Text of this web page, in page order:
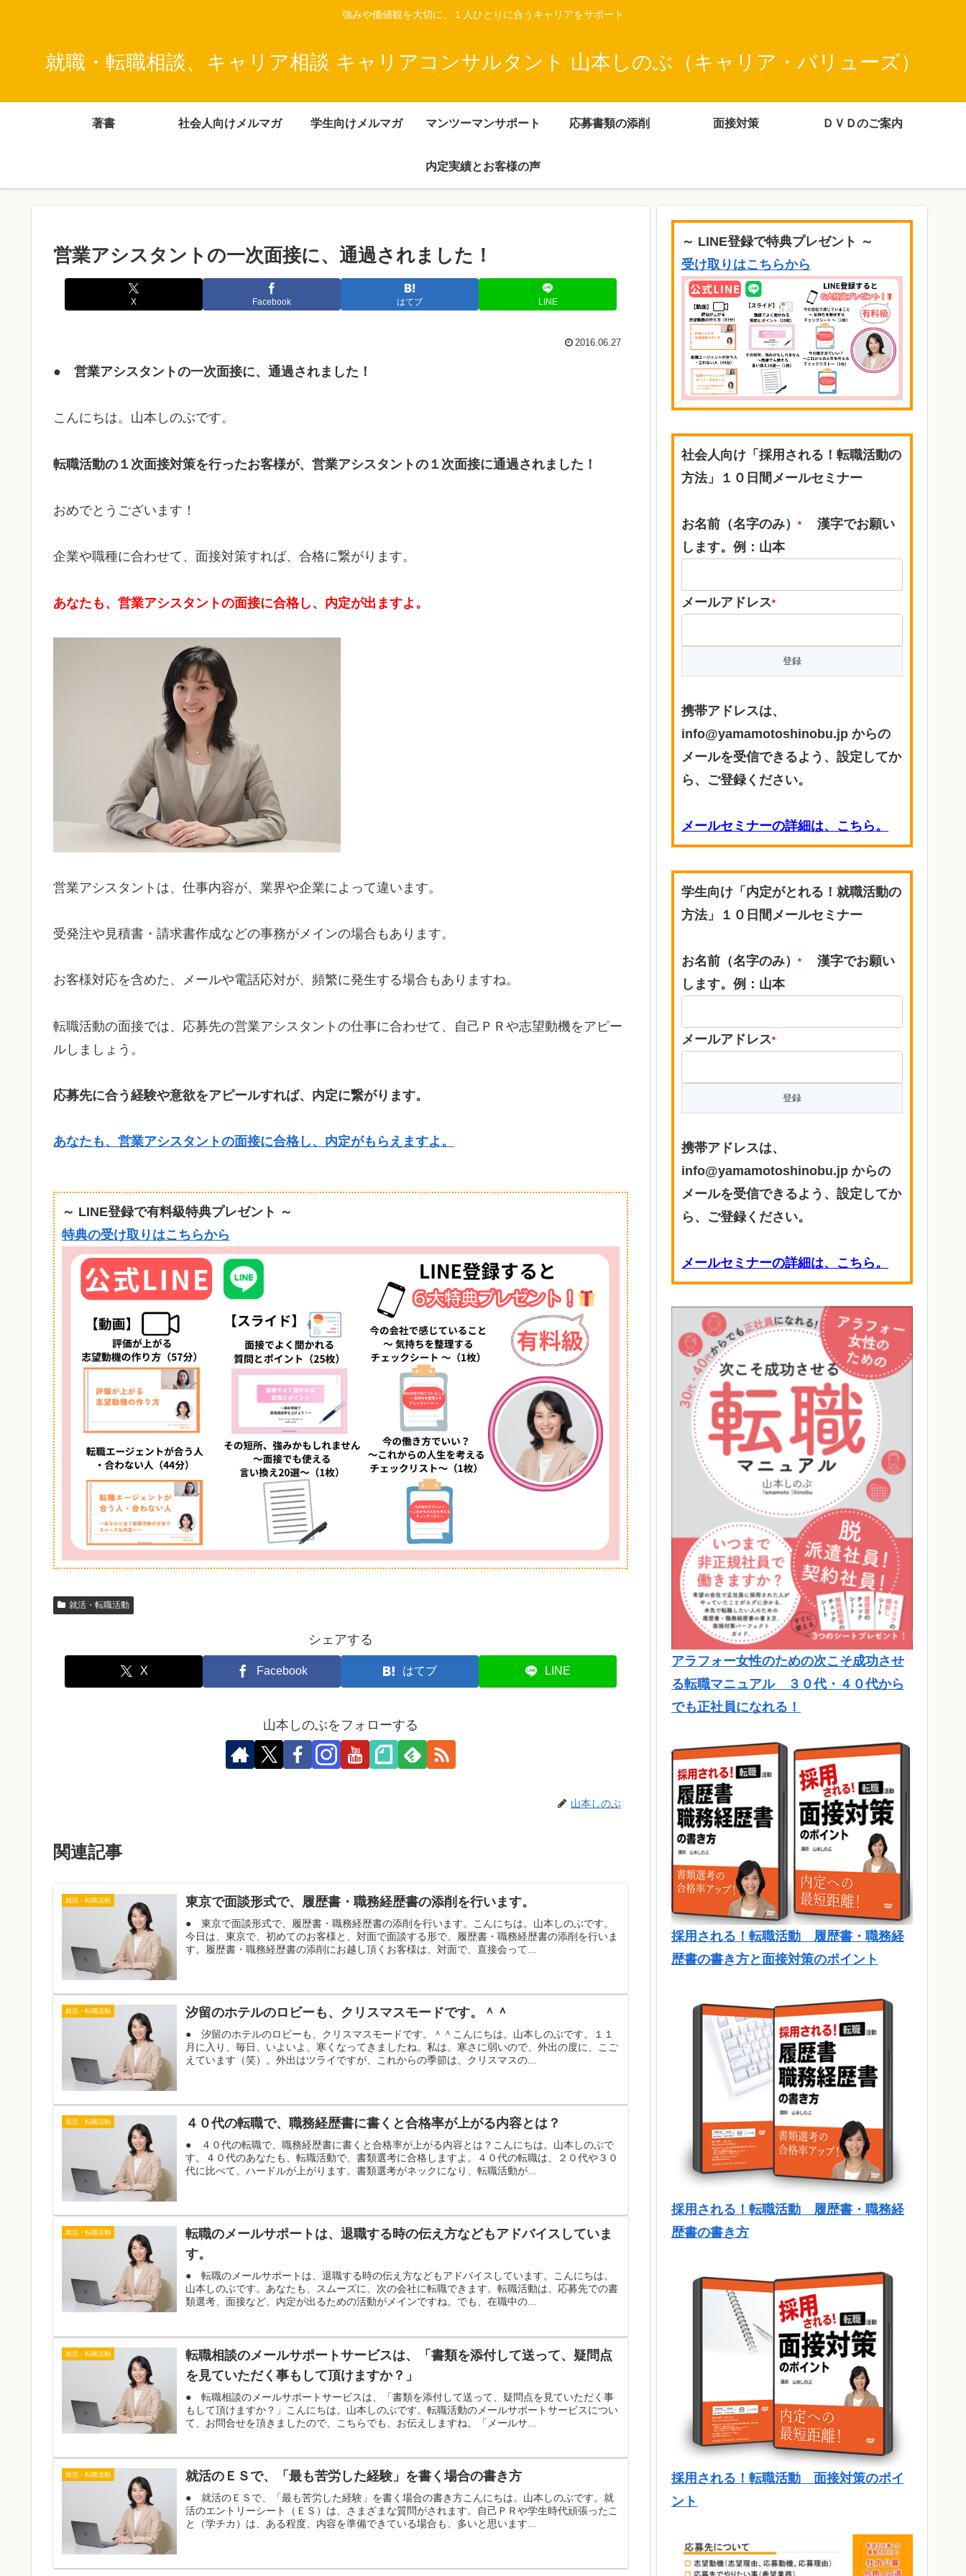
強みや価値観を大切に、１人ひとりに合うキャリアをサポート
就職・転職相談、キャリア相談 キャリアコンサルタント 山本しのぶ（キャリア・バリューズ）
著書 社会人向けメルマガ 学生向けメルマガ マンツーマンサポート 応募書類の添削 面接対策 ＤＶＤのご案内
内定実績とお客様の声
営業アシスタントの一次面接に、通過されました！
X Facebook はてブ LINE
2016.06.27
● 営業アシスタントの一次面接に、通過されました！
こんにちは。山本しのぶです。
転職活動の１次面接対策を行ったお客様が、営業アシスタントの１次面接に通過されました！
おめでとうございます！
企業や職種に合わせて、面接対策すれば、合格に繋がります。
あなたも、営業アシスタントの面接に合格し、内定が出ますよ。
営業アシスタントは、仕事内容が、業界や企業によって違います。
受発注や見積書・請求書作成などの事務がメインの場合もあります。
お客様対応を含めた、メールや電話応対が、頻繁に発生する場合もありますね。
転職活動の面接では、応募先の営業アシスタントの仕事に合わせて、自己ＰＲや志望動機をアピー
ルしましょう。
応募先に合う経験や意欲をアピールすれば、内定に繋がります。
あなたも、営業アシスタントの面接に合格し、内定がもらえますよ。
～ LINE登録で有料級特典プレゼント ～
特典の受け取りはこちらから
就活・転職活動
シェアする
X Facebook はてブ LINE
山本しのぶをフォローする
山本しのぶ
関連記事
就活・転職活動 東京で面談形式で、履歴書・職務経歴書の添削を行います。
● 東京で面談形式で、履歴書・職務経歴書の添削を行います。こんにちは。山本しのぶです。
今日は、東京で、初めてのお客様と、対面で面談する形で、履歴書・職務経歴書の添削を行いま
す。履歴書・職務経歴書の添削にお越し頂くお客様は、対面で、直接会って...
就活・転職活動 汐留のホテルのロビーも、クリスマスモードです。＾＾
● 汐留のホテルのロビーも、クリスマスモードです。＾＾こんにちは。山本しのぶです。１１
月に入り、毎日、いよいよ、寒くなってきましたね。私は、寒さに弱いので、外出の度に、こご
えています（笑）。外出はツライですが、これからの季節は、クリスマスの...
就活・転職活動 ４０代の転職で、職務経歴書に書くと合格率が上がる内容とは？
● ４０代の転職で、職務経歴書に書くと合格率が上がる内容とは？こんにちは。山本しのぶで
す。４０代のあなたも、転職活動で、書類選考に合格しますよ。４０代の転職は、２０代や３０
代に比べて、ハードルが上がります。書類選考がネックになり、転職活動が...
就活・転職活動
転職のメールサポートは、退職する時の伝え方などもアドバイスしていま
す。
● 転職のメールサポートは、退職する時の伝え方などもアドバイスしています。こんにちは。
山本しのぶです。あなたも、スムーズに、次の会社に転職できます。転職活動は、応募先での書
類選考、面接など、内定が出るための活動がメインですね。でも、在職中の...
就活・転職活動
転職相談のメールサポートサービスは、「書類を添付して送って、疑問点
を見ていただく事もして頂けますか？」
● 転職相談のメールサポートサービスは、「書類を添付して送って、疑問点を見ていただく事
もして頂けますか？」こんにちは。山本しのぶです。転職活動のメールサポートサービスについ
て、お問合せを頂きましたので、こちらでも、お伝えしますね。「メールサ...
就活・転職活動 就活のＥＳで、「最も苦労した経験」を書く場合の書き方
● 就活のＥＳで、「最も苦労した経験」を書く場合の書き方こんにちは。山本しのぶです。就
活のエントリーシート（ＥＳ）は、さまざまな質問がされます。自己ＰＲや学生時代頑張ったこ
と（学チカ）は、ある程度、内容を準備できている場合も、多いと思います...
～ LINE登録で特典プレゼント ～
受け取りはこちらから
社会人向け「採用される！転職活動の
方法」１０日間メールセミナー
お名前（名字のみ） *
漢字でお願い
します。例：山本
メールアドレス*
携帯アドレスは、
info@yamamotoshinobu.jp からの
メールを受信できるよう、設定してか
ら、ご登録ください。
メールセミナーの詳細は、こちら。
学生向け「内定がとれる！就職活動の
方法」１０日間メールセミナー
お名前（名字のみ） *
漢字でお願い
します。例：山本
メールアドレス*
携帯アドレスは、
info@yamamotoshinobu.jp からの
メールを受信できるよう、設定してか
ら、ご登録ください。
メールセミナーの詳細は、こちら。
アラフォー女性のための次こそ成功させ
る転職マニュアル ３０代・４０代から
でも正社員になれる！
採用される！転職活動 履歴書・職務経
歴書の書き方と面接対策のポイント
採用される！転職活動 履歴書・職務経
歴書の書き方
採用される！転職活動 面接対策のポイ
ント